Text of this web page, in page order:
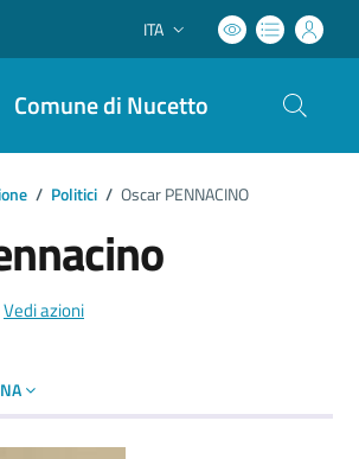
Lingua attiva:
ITA
Comune di Nucetto
/ Politici / Oscar PENNACINO
Vedi azioni